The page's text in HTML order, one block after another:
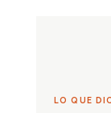
LO QUE